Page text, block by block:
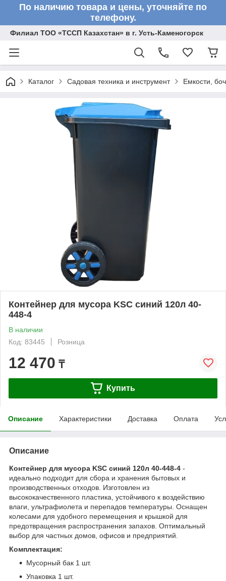
По наличию товара и цены, уточняйте по
телефону.
Филиал ТОО «ТССП Казахстан» в г. Усть-Каменогорск
Каталог Садовая техника и инструмент Емкости,
Контейнер для мусора KSC синий 120л 40-
448-4
В наличии
Код: 83445
Розница
12 470 ₸
Купить
Описание Характеристики Доставка Оплата
Описание
Контейнер для мусора KSC синий 120л 40-448-4 -
идеально подходит для сбора и хранения бытовых и
производственных отходов. Изготовлен из
высококачественного пластика, устойчивого к воздействию
влаги, ультрафиолета и перепадов температуры. Оснащен
колесами для удобного перемещения и крышкой для
предотвращения распространения запахов. Оптимальный
выбор для частных домов, офисов и предприятий.
Комплектация:
Мусорный бак 1 шт.
Упаковка 1 шт.